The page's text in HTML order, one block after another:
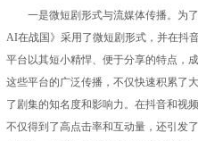
一是微短剧形式与流媒体传播。为了
AI在战国》采用了微短剧形式，并在抖
平台以其短小精悍、便于分享的特点，
这些平台的广泛传播，不仅快速积累了
了剧集的知名度和影响力。在抖音和视
不仅得到了高点击率和互动量，还引发